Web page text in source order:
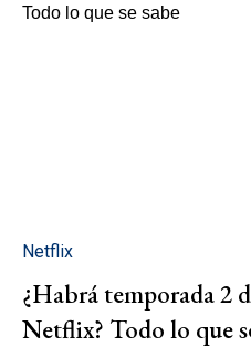
Netflix
¿Habrá temporada 2
Netflix? Todo lo que